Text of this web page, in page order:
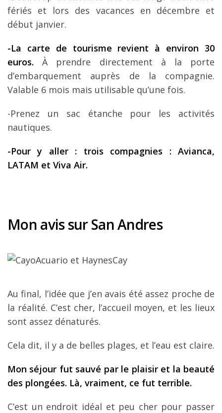
fériés et lors des vacances en décembre et
début janvier.
-La carte de tourisme revient à environ 30
euros. À prendre directement à la porte
d’embarquement auprès de la compagnie.
Valable 6 mois mais utilisable qu’une fois.
-Prenez un sac étanche pour les activités
nautiques.
-Pour y aller : trois compagnies : Avianca,
LATAM et Viva Air.
Mon avis sur San Andres
Au final, l’idée que j’en avais été assez proche de
la réalité. C’est cher, l’accueil moyen, et les lieux
sont assez dénaturés.
Cela dit, il y a de belles plages, et l’eau est claire.
Mon séjour fut sauvé par le plaisir et la beauté
des plongées. Là, vraiment, ce fut terrible.
C’est un endroit idéal et peu cher pour passer